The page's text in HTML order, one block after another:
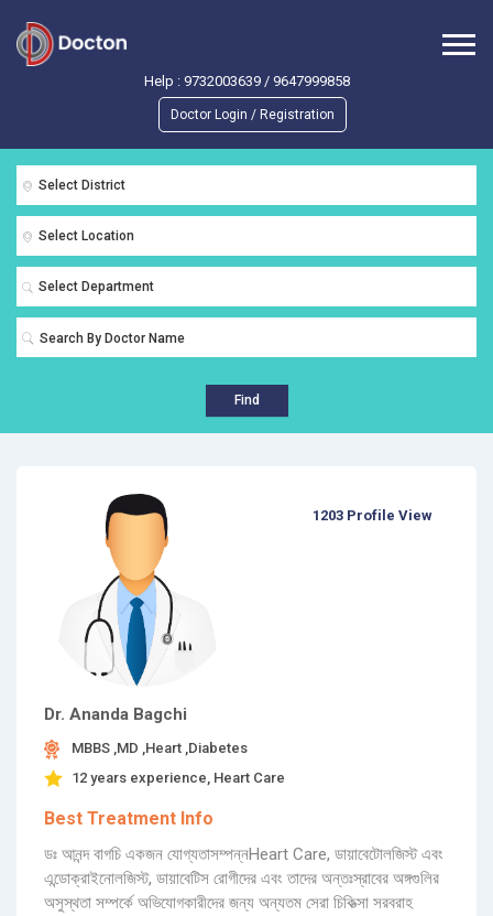
Help : 9732003639/ 9647999858
Doctor Login / Registration
Select District
Select Location
Select Department
Find
Dr. Ananda Bagchi
MBBS ,MD ,Heart ,Diabetes
12 years experience, Heart Care
Best Treatment Info
ডঃ আনন্দ বাগচি একজন যোগ্যতাসম্পন্নHeart Care, ডায়াবেটোলজিস্ট এবং
এন্ডোক্রাইনোলজিস্ট, ডায়াবেটিস রোগীদের এবং তাদের অন্তঃস্রাবের অঙ্গগুলির
অসুস্থতা সম্পর্কে অভিযোগকারীদের জন্য অন্যতম সেরা চিকিত্সা সরবরাহ
1203 Profile View